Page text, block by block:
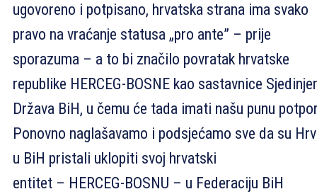
ugovoreno i potpisano, hrvatska strana ima svako
pravo na vraćanje statusa „pro ante” – prije
sporazuma – a to bi značilo povratak hrvatske
republike HERCEG-BOSNE kao sastavnice
Država BiH, u čemu će tada imati našu punu
Ponovno naglašavamo i podsjećamo sve da su
u BiH pristali uklopiti svoj hrvatski
entitet – HERCEG-BOSNU – u Federaciju BiH